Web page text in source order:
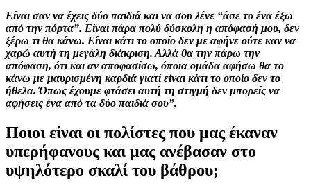
Είναι σαν να έχεις δύο παιδιά και να σου λένε “άσε το ένα έξω
από την πόρτα”. Είναι πάρα πολύ δύσκολη η απόφασή μου, δεν
ξέρω τι θα κάνω. Είναι κάτι το οποίο δεν με αφήνε ούτε καν να
χαρώ αυτή τη μεγάλη διάκριση. Αλλά θα την πάρω την
απόφαση, ότι και αν αποφασίσω, όποια ομάδα αφήσω θα το
κάνω με μαυρισμένη καρδιά γιατί είναι κάτι το οποίο δεν το
ήθελα. Όπως έχουμε φτάσει αυτή τη στιγμή δεν μπορείς να
αφήσεις ένα από τα δύο παιδιά σου”.
Ποιοι είναι οι πολίστες που μας έκαναν
υπερήφανους και μας ανέβασαν στο
υψηλότερο σκαλί του βάθρου;